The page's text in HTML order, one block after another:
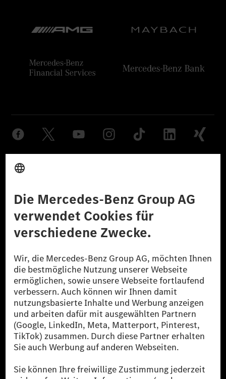
© 2026 Mercedes-Benz Group AG. Alle Rechte vorbehalten.
reduzierte CO₂-Emissionen bei der Mercedes-Benz Group durch
zertifizierte Ausgleichsprojekte kompensiert werden.
[2] Renewable Charging ist ein integraler Bestandteil von MB.CHARGE
Public in Europa, den USA, Kanada und China. Sofern an der jeweiligen
Ladestation noch kein Strom aus erneuerbaren Energien vorliegt,
verwendet Renewable Charging Grünstromzertifikate*. Diese stellen
sicher, dass für Ladevorgänge über MB.CHARGE Public eine äquivalente
Strommenge aus erneuerbaren Energien ins Stromnetz eingespeist wird.
Sie stammen ausschließlich aus Wind- und Solarkraftanlagen, die jünger
als sechs Jahre sind.
* Inkl. EKOenergy Ökolabel
* Die angegebenen Werte wurden nach dem vorgeschriebenen
Messverfahren WLTP (Worldwide harmonised Light vehicles Test